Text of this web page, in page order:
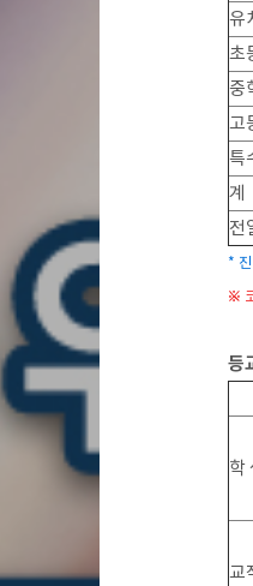
유
초
중
고
특
계
전
*
※
등
학
교